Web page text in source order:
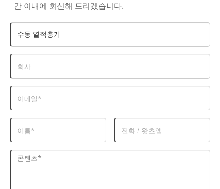
간 이내에 회신해 드리겠습니다.